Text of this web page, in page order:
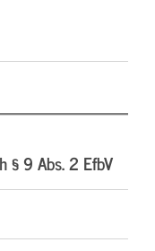
§ 9 Abs. 2 EfbV